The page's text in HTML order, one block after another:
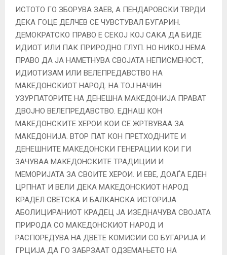
ИСТОТО ГО ЗБОРУВА ЗАЕВ, А ПЕНДАРОВСКИ ТВРДИ
ДЕКА ГОЦЕ ДЕЛЧЕВ СЕ ЧУВСТУВАЛ БУГАРИН.
ДЕМОКРАТСКО ПРАВО Е СЕКОЈ КОЈ САКА ДА БИДЕ
ИДИОТ ИЛИ ПАК ПРИРОДНО ГЛУП. НО НИКОЈ НЕМА
ПРАВО ДА ЈА НАМЕТНУВА СВОЈАТА НЕПИСМЕНОСТ,
ИДИОТИЗАМ ИЛИ ВЕЛЕПРЕДАВСТВО НА
МАКЕДОНСКИОТ НАРОД. НА ТОЈ НАЧИН
УЗУРПАТОРИТЕ НА ДЕНЕШНА МАКЕДОНИЈА ПРАВАТ
ДВОЈНО ВЕЛЕПРЕДАВСТВО. ЕДНАШ КОН
МАКЕДОНСКИТЕ ХЕРОИ КОИ СЕ ЖРТВУВАА ЗА
МАКЕДОНИЈА. ВТОР ПАТ КОН ПРЕТХОДНИТЕ И
ДЕНЕШНИТЕ МАКЕДОНСКИ ГЕНЕРАЦИИ КОИ ГИ
ЗАЧУВАА МАКЕДОНСКИТЕ ТРАДИЦИИ И
МЕМОРИЈАТА ЗА СВОИТЕ ХЕРОИ. И ЕВЕ, ДОАЃА ЕДЕН
ЦРПНАТ И ВЕЛИ ДЕКА МАКЕДОНСКИОТ НАРОД
КРАДЕЛ СВЕТСКА И БАЛКАНСКА ИСТОРИЈА.
АБОЛИЦИРАНИОТ КРАДЕЦ ЈА ИЗЕДНАЧУВА СВОЈАТА
ПРИРОДА СО МАКЕДОНСКИОТ НАРОД И
РАСПОРЕДУВА НА ДВЕТЕ КОМИСИИ СО БУГАРИЈА И
ГРЦИЈА ДА ГО ЗАБРЗААТ ОДЗЕМАЊЕТО НА